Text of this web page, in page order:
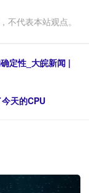
不代表本站观点。
定性_大皖新闻 |
天的CPU